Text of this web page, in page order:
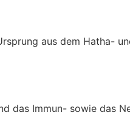
aus dem Hatha-
das Immun- sowie das